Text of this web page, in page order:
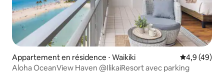
Appartement en résidence ⋅ Waikiki Évaluation
4,9 (49)
Aloha OceanView Haven @IlikaiResort avec parking